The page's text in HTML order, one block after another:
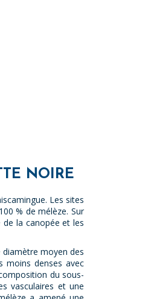
NOIRE
Les sites
% de mélèze. Sur
la canopée et les
diamètre moyen des
moins denses avec
du sous-
vasculaires et une